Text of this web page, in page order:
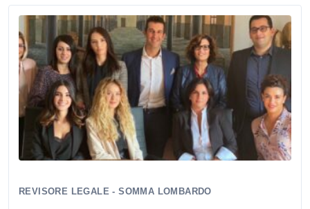
REVISORE LEGALE - SOMMA LOMBARDO